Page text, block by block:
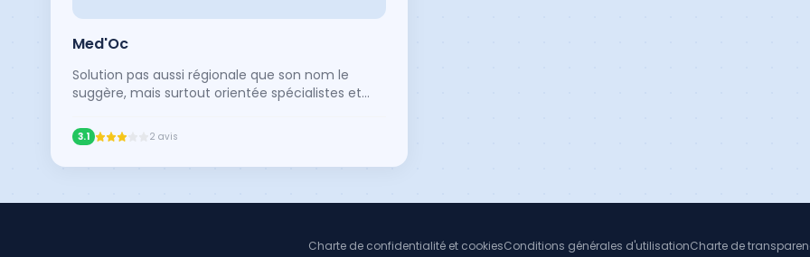
Med'Oc
Solution pas aussi régionale que son nom le
suggère, mais surtout orientée spécialistes et
3.1 2 avis
Charte de confidentialité et cookiesConditions générales d'utilisationCharte de